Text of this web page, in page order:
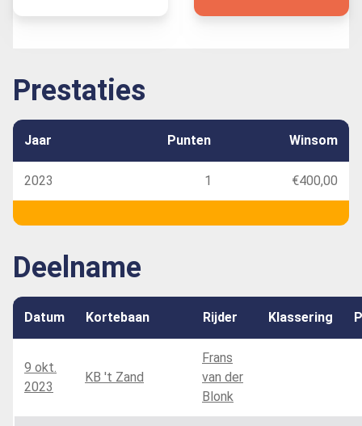
Prestaties
Jaar Punten Winsom
2023 1 €400,00
Deelname
Datum Kortebaan Rijder Klassering
9 okt.
2023
KB 't Zand
Frans
van der
Blonk